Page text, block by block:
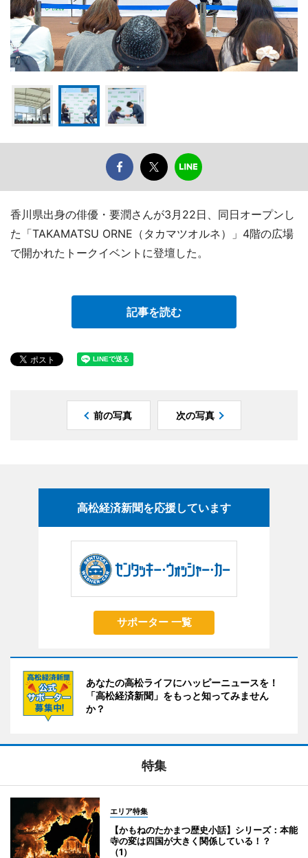
香川県出身の俳優・要潤さんが3月22日、同日オープンし
た「TAKAMATSU ORNE（タカマツオルネ）」4階の広場
で開かれたトークイベントに登壇した。
記事を読む
前の写真 次の写真
高松経済新聞を応援しています
サポーター 一覧
あなたの高松ライフにハッピーニュースを！
「高松経済新聞」をもっと知ってみません
か？
特集
エリア特集
【かもねのたかまつ歴史小話】シリーズ：本能
寺の変は四国が大きく関係している！？
（1）